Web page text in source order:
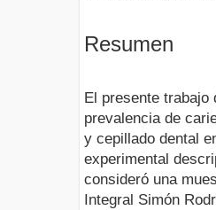
Resumen
El presente trabajo
prevalencia de
y cepillado dental
experimental
consideró una
Integral Simón